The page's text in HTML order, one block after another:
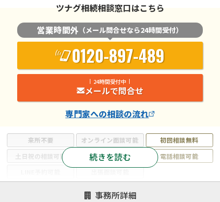
来所不要 オンライン面談可能
初回相談無料
土日祝の相談可能
19時以降電話可能
電話相談可能
続きを読む
ツナグ相続相談窓口はこちら
営業時間外 （メール問合せなら24時間受付）
0120-897-489
24時間受付中
メールで問合せ
専門家への相談の流れ
事務所詳細